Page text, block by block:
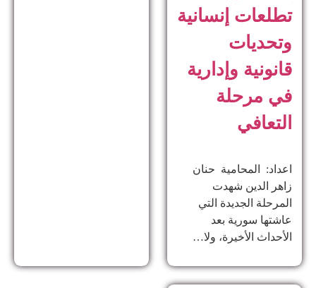
تطلعات إنسانية
وتحديات
قانونية وإدارية
في مرحلة
التعافي
اعداد: المحامية حنان
زاهر الدين ​شهدت
المرحلة الجديدة التي
عاشتها سورية بعد
الأحداث الأخيرة، ولا…